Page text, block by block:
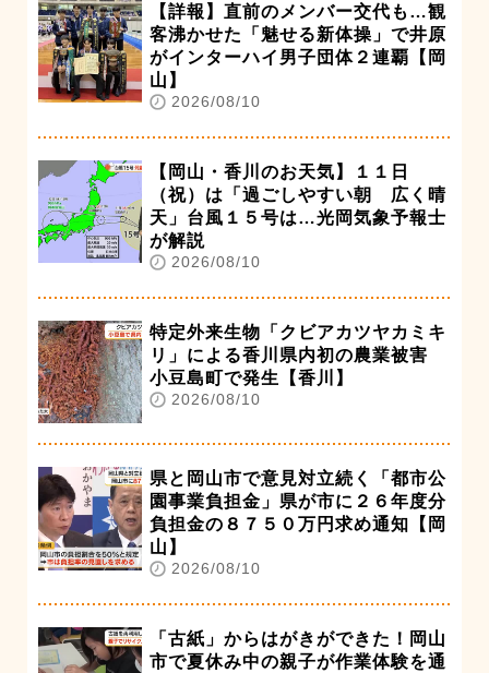
【詳報】直前のメンバー交代も…観
客沸かせた「魅せる新体操」で井原
がインターハイ男子団体２連覇【岡
山】
2026/08/10
【岡山・香川のお天気】１１日
（祝）は「過ごしやすい朝 広く晴
天」台風１５号は…光岡気象予報士
が解説
2026/08/10
特定外来生物「クビアカツヤカミキ
リ」による香川県内初の農業被害
小豆島町で発生【香川】
2026/08/10
県と岡山市で意見対立続く「都市公
園事業負担金」県が市に２６年度分
負担金の８７５０万円求め通知【岡
山】
2026/08/10
「古紙」からはがきができた！岡山
市で夏休み中の親子が作業体験を通